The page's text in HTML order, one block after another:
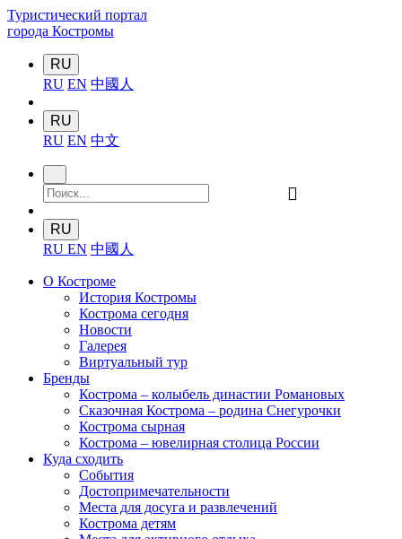
Туристический портал
города Костромы
RU
RU EN 中國人
RU
RU EN 中文
󰍉
RU
RU EN 中國人
О Костроме
История Костромы
Кострома сегодня
Новости
Галерея
Виртуальный тур
Бренды
Кострома – колыбель династии Романовых
Сказочная Кострома – родина Снегурочки
Кострома сырная
Кострома – ювелирная столица России
Куда сходить
События
Достопримечательности
Места для досуга и развлечений
Кострома детям